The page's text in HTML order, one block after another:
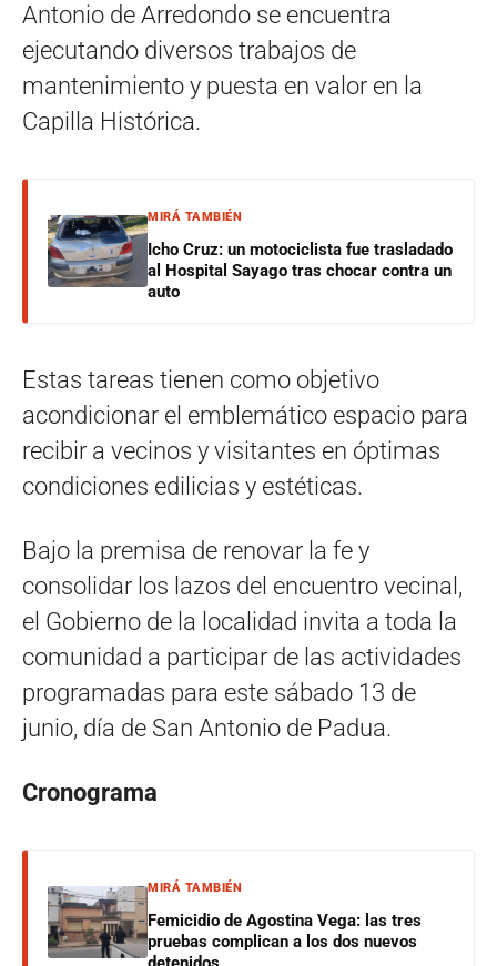
Antonio de Arredondo se encuentra
ejecutando diversos trabajos de
mantenimiento y puesta en valor en la
Capilla Histórica.
MIRÁ TAMBIÉN
Icho Cruz: un motociclista fue trasladado
al Hospital Sayago tras chocar contra un
auto
Estas tareas tienen como objetivo
acondicionar el emblemático espacio para
recibir a vecinos y visitantes en óptimas
condiciones edilicias y estéticas.
Bajo la premisa de renovar la fe y
consolidar los lazos del encuentro vecinal,
el Gobierno de la localidad invita a toda la
comunidad a participar de las actividades
programadas para este sábado 13 de
junio, día de San Antonio de Padua.
Cronograma
MIRÁ TAMBIÉN
Femicidio de Agostina Vega: las tres
pruebas complican a los dos nuevos